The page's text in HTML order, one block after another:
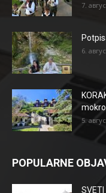
7.
6.
5.
POPULARNE